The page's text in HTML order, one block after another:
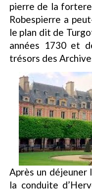
pierre de la
Robespierre a
le plan dit de
années 1730 et
trésors des
Après un déjeuner
la conduite